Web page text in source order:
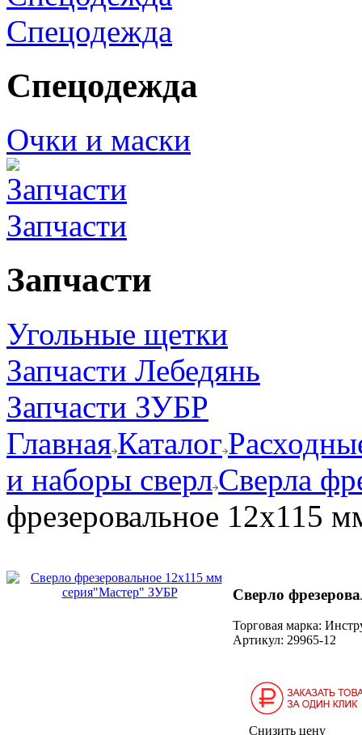
Спецодежда
Спецодежда
Очки и маски
Запчасти
Запчасти
Угольные щетки
Запчасти Лебедянь
Запчасти ЗУБР
ГлавнаяКаталог
и наборы сверлСверла
фрезеровальное 12х115
Сверло
Торговая марка:
Артикул: 29965-12
Снизить цену